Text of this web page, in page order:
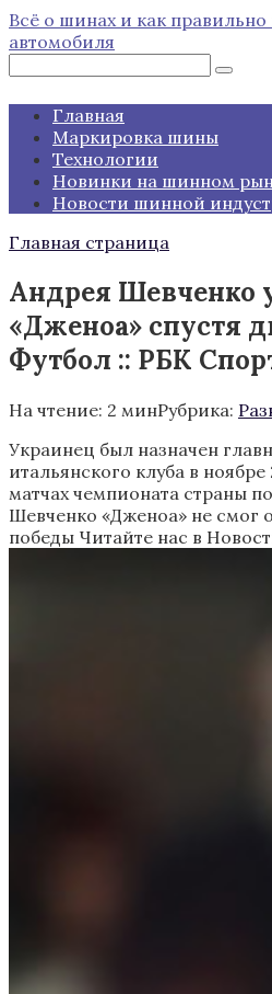
Перейти
к
Всё о шинах и как
автомобиля
Главная
Маркировка шины
Технологии
Новинки на шинном
Новости шинной
Главная страница
Андрея Шевченко
«Дженоа» спустя
Футбол :: РБК
На чтение: 2 минРубрика:
Украинец был назначен
итальянского клуба в ноябре
матчах чемпионата страны
Шевченко «Дженоа» не смог
победы Читайте нас в